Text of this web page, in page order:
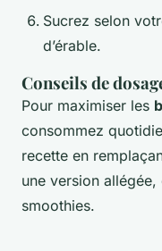
Sucrez selon
d’érable.
Conseils de
Pour maximiser les
consommez
recette en
une version
smoothies.